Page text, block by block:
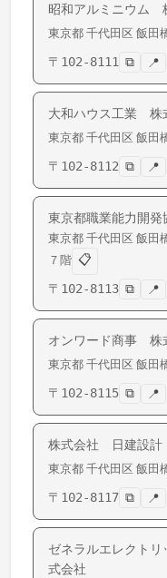
昭和アルミニウム
東京都 千代田区 飯田
〒 102-8111 ⧉ 📍
大和ハウス工業 株
東京都 千代田区 飯田
〒 102-8112 ⧉ 📍
東京都職業能力開発
東京都 千代田区 飯田
７階 📋
〒 102-8113 ⧉ 📍
オンワード商事 株
東京都 千代田区 飯田
〒 102-8115 ⧉ 📍
株式会社 日建設計
東京都 千代田区 飯田
〒 102-8117 ⧉ 📍
ゼネラルエレクト
式会社